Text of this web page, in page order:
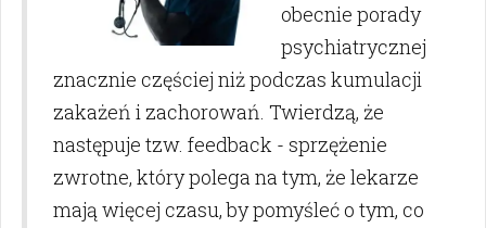
obecnie porady
psychiatrycznej
znacznie częściej niż podczas kumulacji
zakażeń i zachorowań. Twierdzą, że
następuje tzw. feedback - sprzężenie
zwrotne, który polega na tym, że lekarze
mają więcej czasu, by pomyśleć o tym, co